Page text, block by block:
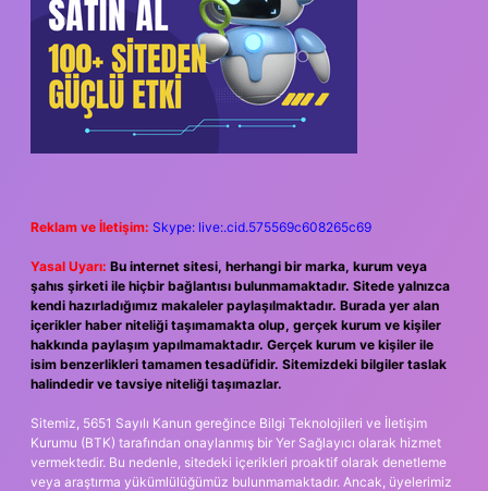
Reklam ve İletişim: Skype: live:.cid.575569c608265c69
Yasal Uyarı: Bu internet sitesi, herhangi bir marka, kurum veya
şahıs şirketi ile hiçbir bağlantısı bulunmamaktadır. Sitede yalnızca
kendi hazırladığımız makaleler paylaşılmaktadır. Burada yer alan
içerikler haber niteliği taşımamakta olup, gerçek kurum ve kişiler
hakkında paylaşım yapılmamaktadır. Gerçek kurum ve kişiler ile
isim benzerlikleri tamamen tesadüfidir. Sitemizdeki bilgiler taslak
halindedir ve tavsiye niteliği taşımazlar.
Sitemiz, 5651 Sayılı Kanun gereğince Bilgi Teknolojileri ve İletişim
Kurumu (BTK) tarafından onaylanmış bir Yer Sağlayıcı olarak hizmet
vermektedir. Bu nedenle, sitedeki içerikleri proaktif olarak denetleme
veya araştırma yükümlülüğümüz bulunmamaktadır. Ancak, üyelerimiz